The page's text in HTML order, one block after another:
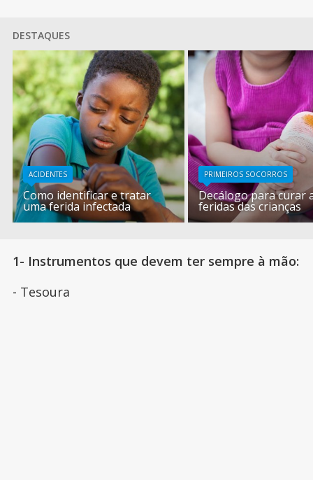
DESTAQUES
ACIDENTES
Como identificar e tratar
uma ferida infectada
PRIMEIROS SOCORROS
Decálogo para curar
feridas das crianças
1- Instrumentos que devem ter sempre à mão:
- Tesoura